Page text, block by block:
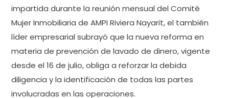
impartida durante la reunión mensual del Comité
Mujer Inmobiliaria de AMPI Riviera Nayarit, el también
líder empresarial subrayó que la nueva reforma en
materia de prevención de lavado de dinero, vigente
desde el 16 de julio, obliga a reforzar la debida
diligencia y la identificación de todas las partes
involucradas en las operaciones.